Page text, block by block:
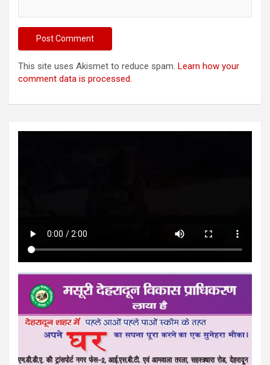
This site uses Akismet to reduce spam. Learn how your
comment data is processed.